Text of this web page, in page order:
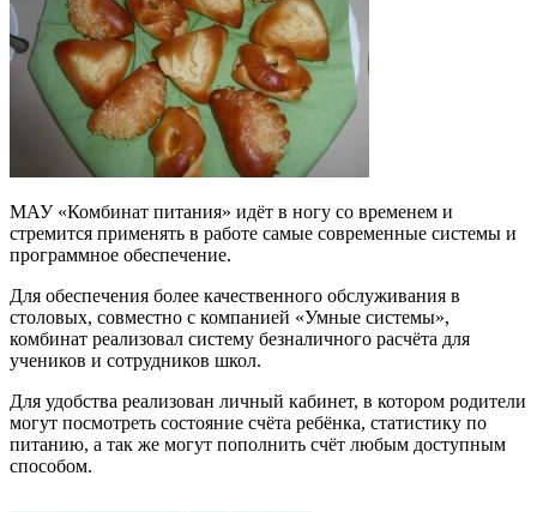
МАУ «Комбинат питания» идёт в ногу со временем и
стремится применять в работе самые современные системы и
программное обеспечение.
Для обеспечения более качественного обслуживания в
столовых, совместно с компанией «Умные системы»,
комбинат реализовал систему безналичного расчёта для
учеников и сотрудников школ.
Для удобства реализован личный кабинет, в котором родители
могут посмотреть состояние счёта ребёнка, статистику по
питанию, а так же могут пополнить счёт любым доступным
способом.